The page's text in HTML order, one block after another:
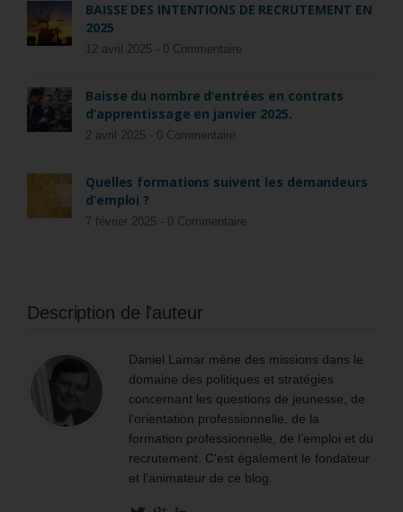
BAISSE DES INTENTIONS DE RECRUTEMENT EN
2025
12 avril 2025 - 0 Commentaire
Baisse du nombre d’entrées en contrats
d’apprentissage en janvier 2025.
2 avril 2025 - 0 Commentaire
Quelles formations suivent les demandeurs
d’emploi ?
7 février 2025 - 0 Commentaire
Description de l'auteur
Daniel Lamar mène des missions dans le
domaine des politiques et stratégies
concernant les questions de jeunesse, de
l’orientation professionnelle, de la
formation professionnelle, de l’emploi et du
recrutement. C'est également le fondateur
et l'animateur de ce blog.